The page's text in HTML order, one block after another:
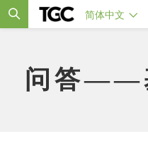
简体中文
问答——